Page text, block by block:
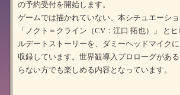
の予約受付を開始します。
ゲームでは描かれていない、本シチュエーシ
「ノクト＝クライン（CV：江口 拓也）」 と
ルデートストーリーを、ダミーヘッドマイク
収録しています。世界観導入プロローグがあ
らない方でも楽しめる内容となっています。